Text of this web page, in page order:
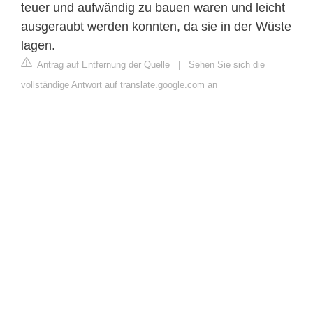
teuer und aufwändig zu bauen waren und leicht
ausgeraubt werden konnten, da sie in der Wüste
lagen.
Antrag auf Entfernung der Quelle | Sehen Sie sich die
vollständige Antwort auf translate.google.com an